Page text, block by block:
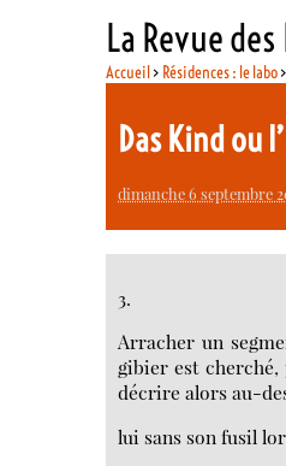
La Revue
Accueil> Résidences : le labo>
Das Kind ou
dimanche 6 septembre
3.
Arracher un
gibier est cherché,
décrire alors au-
lui sans son fusil